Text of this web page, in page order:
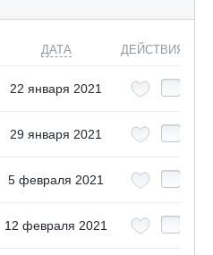
ДАТА ДЕЙСТВИЯ
22 января 2021
29 января 2021
5 февраля 2021
12 февраля 2021